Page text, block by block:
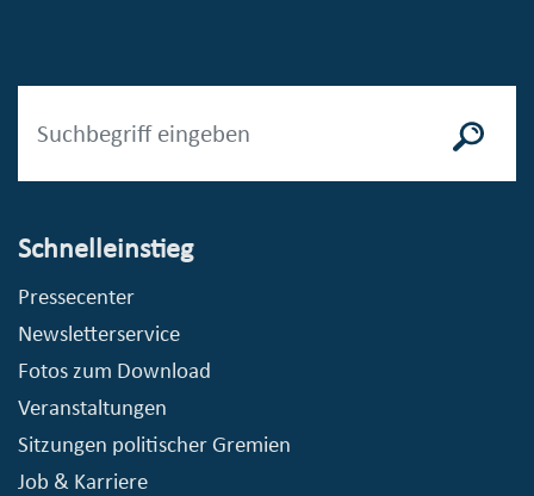
Schnelleinstieg
Pressecenter
Newsletterservice
Fotos zum Download
Veranstaltungen
Sitzungen politischer Gremien
Job & Karriere